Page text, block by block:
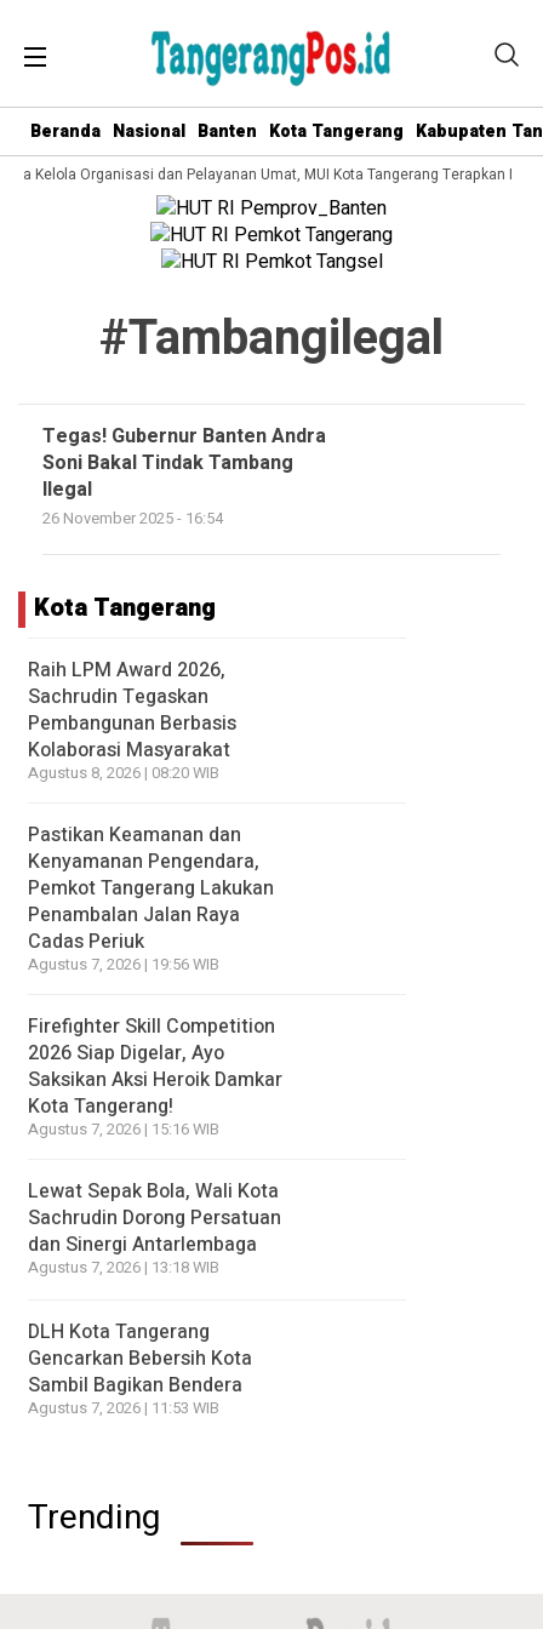
Beranda Nasional Banten Kota Tangerang Kabupaten
Kelola Organisasi dan Pelayanan Umat, MUI Kota Tangerang Terapkan ISO
#tambangilegal
Tegas! Gubernur Banten Andra
Soni Bakal Tindak Tambang
Ilegal
26 November 2025 - 16:54
Kota Tangerang
Raih LPM Award 2026,
Sachrudin Tegaskan
Pembangunan Berbasis
Kolaborasi Masyarakat
Agustus 8, 2026 | 08:20 WIB
Pastikan Keamanan dan
Kenyamanan Pengendara,
Pemkot Tangerang Lakukan
Penambalan Jalan Raya
Cadas Periuk
Agustus 7, 2026 | 19:56 WIB
Firefighter Skill Competition
2026 Siap Digelar, Ayo
Saksikan Aksi Heroik Damkar
Kota Tangerang!
Agustus 7, 2026 | 15:16 WIB
Lewat Sepak Bola, Wali Kota
Sachrudin Dorong Persatuan
dan Sinergi Antarlembaga
Agustus 7, 2026 | 13:18 WIB
DLH Kota Tangerang
Gencarkan Bebersih Kota
Sambil Bagikan Bendera
Agustus 7, 2026 | 11:53 WIB
Trending